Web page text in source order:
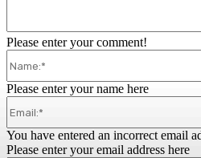
Please enter your comment!
Please enter your name here
You have entered an incorrect email
Please enter your email address here